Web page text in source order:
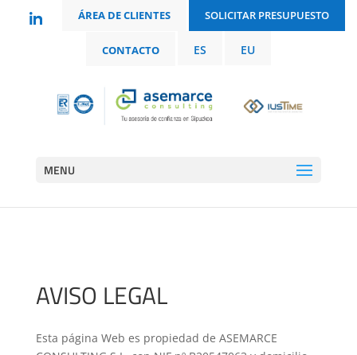
ÁREA DE CLIENTES SOLICITAR PRESUPUESTO
CONTACTO ES EU
MENU
AVISO LEGAL
Esta página Web es propiedad de ASEMARCE